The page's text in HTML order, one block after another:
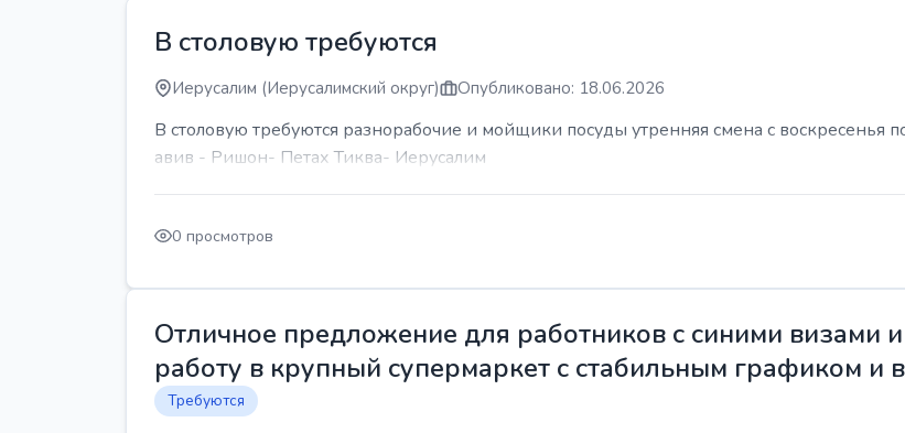
В столовую требуются
Иерусалим (Иерусалимский округ) Опубликовано: 18.06.2026
В столовую требуются разнорабочие и мойщики посуды утренняя смена с воскресенья
авив - Ришон- Петах Тиква- Иерусалим
0 просмотров
Отличное предложение для работников с синими визами
работу в крупный супермаркет с стабильным графиком и
Требуются